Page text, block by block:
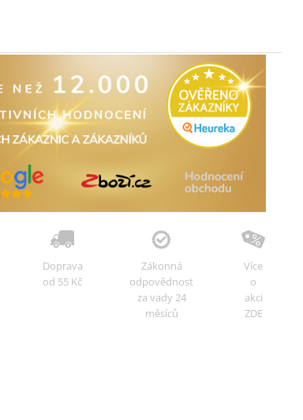
Doprava
od 55 Kč
Zákonná
odpovědnost
za vady 24
měsíců
Více
o
akci
ZDE